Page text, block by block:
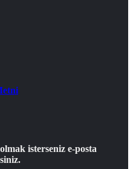
isterseniz e-posta